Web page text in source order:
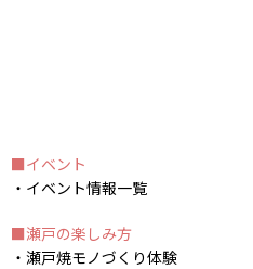
イベント
イベント情報一覧
瀬戸の楽しみ方
瀬戸焼モノづくり体験